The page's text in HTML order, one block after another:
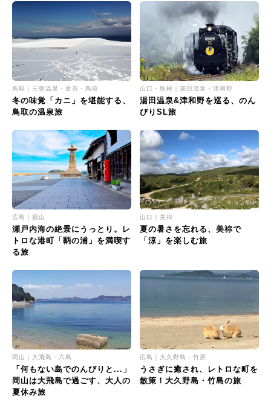
鳥取｜三朝温泉・倉吉・鳥取
冬の味覚「カニ」を堪能する、
鳥取の温泉旅
山口・島根｜湯田温泉・津和野
湯田温泉&津和野を巡る、のん
びりSL旅
広島｜福山
瀬戸内海の絶景にうっとり。レ
トロな港町「鞆の浦」を満喫す
る旅
山口｜美祢
夏の暑さを忘れる、美祢で
「涼」を楽しむ旅
岡山｜大飛島・六島
「何もない島でのんびりと...」
岡山は大飛島で過ごす、大人の
夏休み旅
広島｜大久野島・竹原
うさぎに癒され、レトロな町を
散策！大久野島・竹島の旅